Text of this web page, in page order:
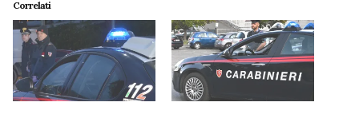
Correlati